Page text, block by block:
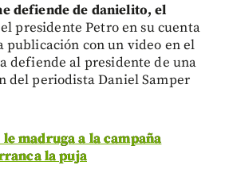
defiende de danielito, el
presidente Petro en su cuenta
publicación con un video en el
defiende al presidente de una
del periodista Daniel Samper
madruga a la campaña
la puja